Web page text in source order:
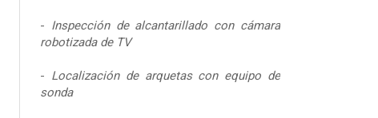
- Inspección de alcantarillado con cámara
robotizada de TV
- Localización de arquetas con equipo de
sonda